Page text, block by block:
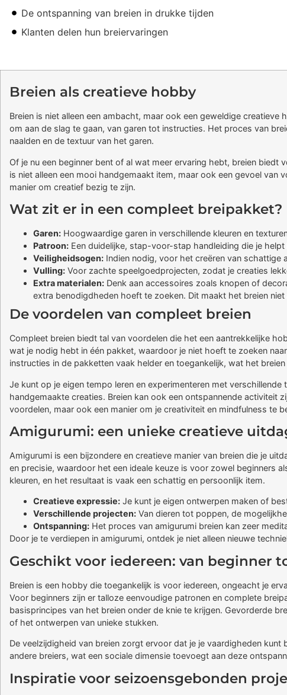
De ontspanning van breien in drukke tijden
Klanten delen hun breiervaringen
Breien als creatieve hobby
Breien is niet alleen een ambacht, maar ook een geweldige
om aan de slag te gaan, van garen tot instructies. Het proces van
naalden en de textuur van het garen.
Of je nu een beginner bent of al wat meer ervaring hebt, breien
is niet alleen een mooi handgemaakt item, maar ook een gevoel van
manier om creatief bezig te zijn.
Wat zit er in een compleet breipakket?
Garen: Hoogwaardige garen in verschillende kleuren en
Patroon: Een duidelijke, stap-voor-stap handleiding die je
Veiligheidsogen: Indien nodig, voor het creëren van schattige
Vulling: Voor zachte speelgoedprojecten, zodat je creaties
Extra materialen: Denk aan accessoires zoals knopen of
extra benodigdheden hoeft te zoeken. Dit maakt het breien
De voordelen van compleet breien
Compleet breien biedt tal van voordelen die het een aantrekkelijke
wat je nodig hebt in één pakket, waardoor je niet hoeft te zoeken
instructies in de pakketten vaak helder en toegankelijk, wat het
Je kunt op je eigen tempo leren en experimenteren met
handgemaakte creaties. Breien kan ook een ontspannende activiteit
voordelen, maar ook een manier om je creativiteit en mindfulness te
Amigurumi: een unieke creatieve
Amigurumi is een bijzondere en creatieve manier van breien die je
en precisie, waardoor het een ideale keuze is voor zowel beginners
kleuren, en het resultaat is vaak een schattig en persoonlijk item.
Creatieve expressie: Je kunt je eigen ontwerpen maken of
Verschillende projecten: Van dieren tot poppen, de
Ontspanning: Het proces van amigurumi breien kan zeer
Door je te verdiepen in amigurumi, ontdek je niet alleen nieuwe
Geschikt voor iedereen: van beginner
Breien is een hobby die toegankelijk is voor iedereen, ongeacht je
Voor beginners zijn er talloze eenvoudige patronen en complete
basisprincipes van het breien onder de knie te krijgen. Gevorderde
of het ontwerpen van unieke stukken.
De veelzijdigheid van breien zorgt ervoor dat je je vaardigheden
andere breiers, wat een sociale dimensie toevoegt aan deze
Inspiratie voor seizoensgebonden